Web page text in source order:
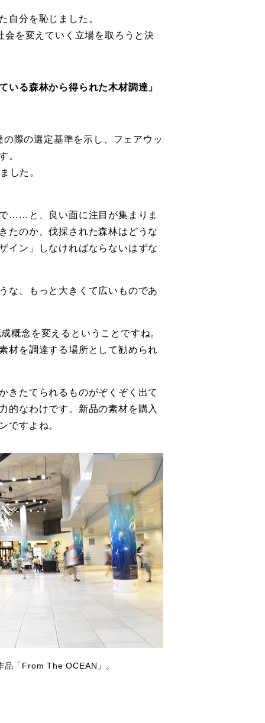
自分を恥じました。
を変えていく立場を取ろうと決
いる森林から得られた木材調達」
際の選定基準を示し、フェアウッ
。
した。
……と、良い面に注目が集まりま
たのか、伐採された森林はどうな
イン」しなければならないはずな
な、もっと大きくて広いものであ
概念を変えるということですね。
材を調達する場所として勧められ
きたてられるものがぞくぞく出て
的なわけです。新品の素材を購入
ですよね。
「From The OCEAN」。